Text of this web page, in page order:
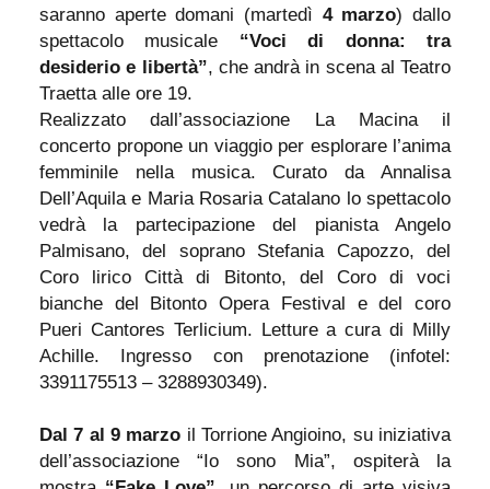
saranno aperte domani (martedì 4 marzo) dallo
spettacolo musicale “Voci di donna: tra
desiderio e libertà”, che andrà in scena al Teatro
Traetta alle ore 19.
Realizzato dall’associazione La Macina il
concerto propone un viaggio per esplorare l’anima
femminile nella musica. Curato da Annalisa
Dell’Aquila e Maria Rosaria Catalano lo spettacolo
vedrà la partecipazione del pianista Angelo
Palmisano, del soprano Stefania Capozzo, del
Coro lirico Città di Bitonto, del Coro di voci
bianche del Bitonto Opera Festival e del coro
Pueri Cantores Terlicium. Letture a cura di Milly
Achille. Ingresso con prenotazione (infotel:
3391175513 – 3288930349).
Dal 7 al 9 marzo il Torrione Angioino, su iniziativa
dell’associazione “Io sono Mia”, ospiterà la